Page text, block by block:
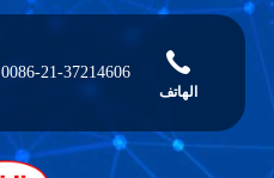
الهاتف
0086-21-37214606